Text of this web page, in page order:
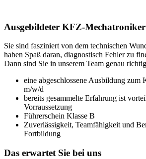
Ausgebildeter KFZ-
Sie sind fasziniert von dem technischen
haben Spaß daran, diagnostisch Fehler zu
Dann sind Sie in unserem Team genau
eine abgeschlossene Ausbildung zum
m/w/d
bereits gesammelte Erfahrung ist
Vorraussetzung
Führerschein Klasse B
Zuverlässigkeit, Teamfähigkeit und
Fortbildung
Das erwartet Sie bei uns